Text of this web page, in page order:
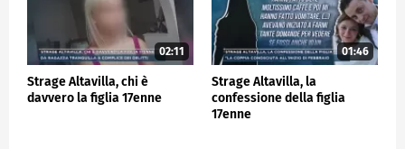
02:11
Strage Altavilla, chi è
davvero la figlia 17enne
01:46
Strage Altavilla, la
confessione della figlia
17enne